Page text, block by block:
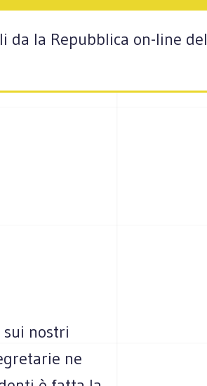
da la Repubblica on-line del
nostri
ne